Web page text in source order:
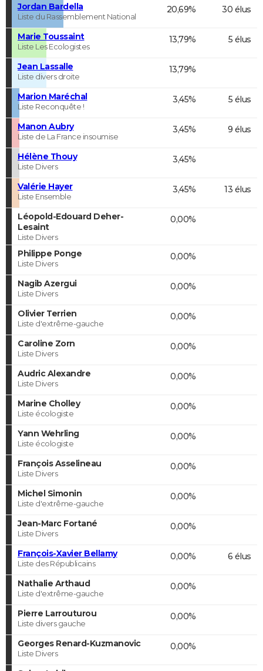
Jordan Bardella
Liste du Rassemblement National
20,69% 30 élus
Marie Toussaint
Liste Les Ecologistes
13,79% 5 élus
Jean Lassalle
Liste divers droite
13,79%
Marion Maréchal
Liste Reconquête !
3,45% 5 élus
Manon Aubry
Liste de La France insoumise
3,45% 9 élus
Hélène Thouy
Liste Divers
3,45%
Valérie Hayer
Liste Ensemble
3,45% 13 élus
Léopold-Edouard Deher-
Lesaint
Liste Divers
0,00%
Philippe Ponge
Liste Divers
0,00%
Nagib Azergui
Liste Divers
0,00%
Olivier Terrien
Liste d'extrême-gauche
0,00%
Caroline Zorn
Liste Divers
0,00%
Audric Alexandre
Liste Divers
0,00%
Marine Cholley
Liste écologiste
0,00%
Yann Wehrling
Liste écologiste
0,00%
François Asselineau
Liste Divers
0,00%
Michel Simonin
Liste d'extrême-gauche
0,00%
Jean-Marc Fortané
Liste Divers
0,00%
François-Xavier Bellamy
Liste des Républicains
0,00% 6 élus
Nathalie Arthaud
Liste d'extrême-gauche
0,00%
Pierre Larrouturou
Liste divers gauche
0,00%
Georges Renard-Kuzmanovic
Liste Divers
0,00%